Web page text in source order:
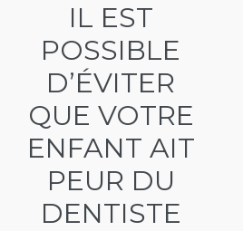
IL EST
POSSIBLE
D’ÉVITER
QUE VOTRE
ENFANT AIT
PEUR DU
DENTISTE